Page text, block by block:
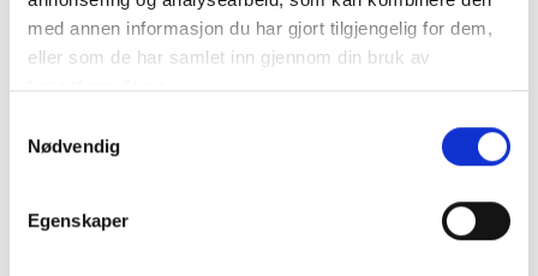
med annen informasjon du har gjort tilgjengelig for dem,
eller som de har samlet inn gjennom din bruk av
tjenestene deres.
Nødvendig
Egenskaper